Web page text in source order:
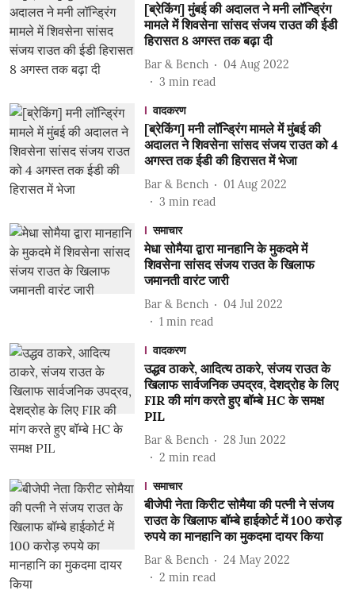
[ब्रेकिंग] मुंबई की अदालत ने मनी लॉन्ड्रिंग
मामले में शिवसेना सांसद संजय राउत की ईडी
हिरासत 8 अगस्त तक बढ़ा दी
Bar & Bench
04 Aug 2022
3 min read
वादकरण
[ब्रेकिंग] मनी लॉन्ड्रिंग मामले में मुंबई की
अदालत ने शिवसेना सांसद संजय राउत को 4
अगस्त तक ईडी की हिरासत में भेजा
Bar & Bench
01 Aug 2022
3 min read
समाचार
मेधा सोमैया द्वारा मानहानि के मुकदमे में
शिवसेना सांसद संजय राउत के खिलाफ
जमानती वारंट जारी
Bar & Bench
04 Jul 2022
1 min read
वादकरण
उद्धव ठाकरे, आदित्य ठाकरे, संजय राउत के
खिलाफ सार्वजनिक उपद्रव, देशद्रोह के लिए
FIR की मांग करते हुए बॉम्बे HC के समक्ष
PIL
Bar & Bench
28 Jun 2022
2 min read
समाचार
बीजेपी नेता किरीट सोमैया की पत्नी ने संजय
राउत के खिलाफ बॉम्बे हाईकोर्ट में 100 करोड़
रुपये का मानहानि का मुकदमा दायर किया
Bar & Bench
24 May 2022
2 min read